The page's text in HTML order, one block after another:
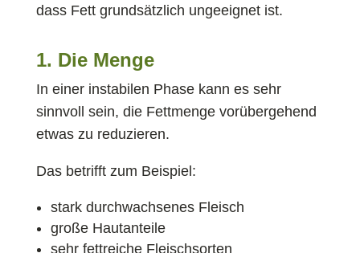
dass Fett grundsätzlich ungeeignet ist.
1. Die Menge
In einer instabilen Phase kann es sehr
sinnvoll sein, die Fettmenge vorübergehend
etwas zu reduzieren.
Das betrifft zum Beispiel:
stark durchwachsenes Fleisch
große Hautanteile
sehr fettreiche Fleischsorten